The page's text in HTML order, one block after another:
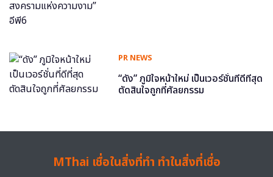
PR NEWS
“ดัง” ภูมิใจหน้าใหม่ เป็นเวอร์ชั่นที่ดีที่สุด
ตัดสินใจถูกที่ศัลยกรรม
MThai เชื่อในสิ่งที่ทำ ทำในสิ่งที่เชื่อ